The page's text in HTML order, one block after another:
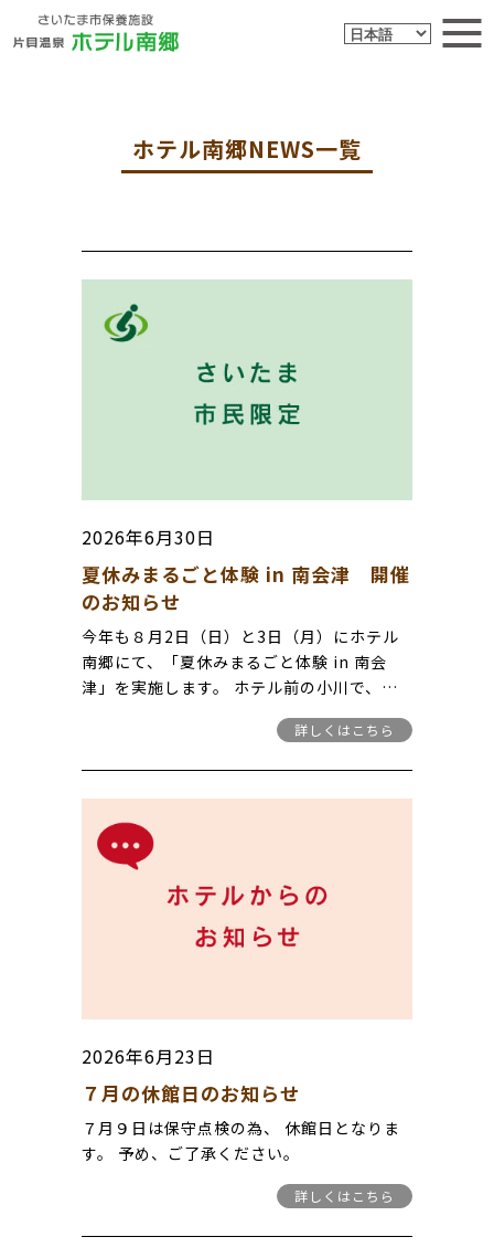
ホテル南郷NEWS一覧
2026年6月30日
夏休みまるごと体験 in 南会津 開催
のお知らせ
今年も８月2日（日）と3日（月）にホテル
南郷にて、「夏休みまるごと体験 in 南会
津」を実施します。 ホテル前の小川で、
「岩魚のつかみ取り体験」や「手作りアロマ
体験」、「藍染体験」などを行います。 自
参加料はお一人様4,000円 （別途、宿泊
代金はかかります） 募集人数 50名様 募集
予約開始は7月4日（土）朝9時より電話受付
（金） 募集人数に達した場合は打ち切りと
した
詳しくはこちら
2026年6月23日
７月の休館日のお知らせ
７月９日は保守点検の為、 休館日となりま
す。 予め、ご了承ください。
詳しくはこちら